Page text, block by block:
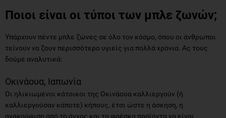
Ποιοι είναι οι τύποι των μπλε ζωνών;
Υπάρχουν πέντε μπλε ζώνες σε όλο τον κόσμο, όπου οι άνθρωποι
τείνουν να ζουν περισσότερο υγιείς για πολλά χρόνια. Ας τους
δούμε αναλυτικά:
Οκινάουα, Ιαπωνία
Οι ηλικιωμένοι κάτοικοι της Οκινάουα καλλιεργούν (ή
καλλιεργούσαν κάποτε) κήπους, έτσι ώστε η άσκηση, η
ανακούφιση από το άγχος και τα φρέσκα προϊόντα να είναι